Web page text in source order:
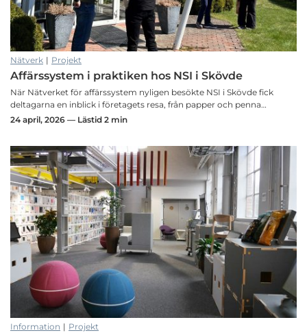
Nätverk | Projekt
Affärssystem i praktiken hos NSI i Skövde
När Nätverket för affärssystem nyligen besökte NSI i Skövde fick
deltagarna en inblick i företagets resa, från papper och penna…
24 april, 2026 — Lästid 2 min
Information | Projekt